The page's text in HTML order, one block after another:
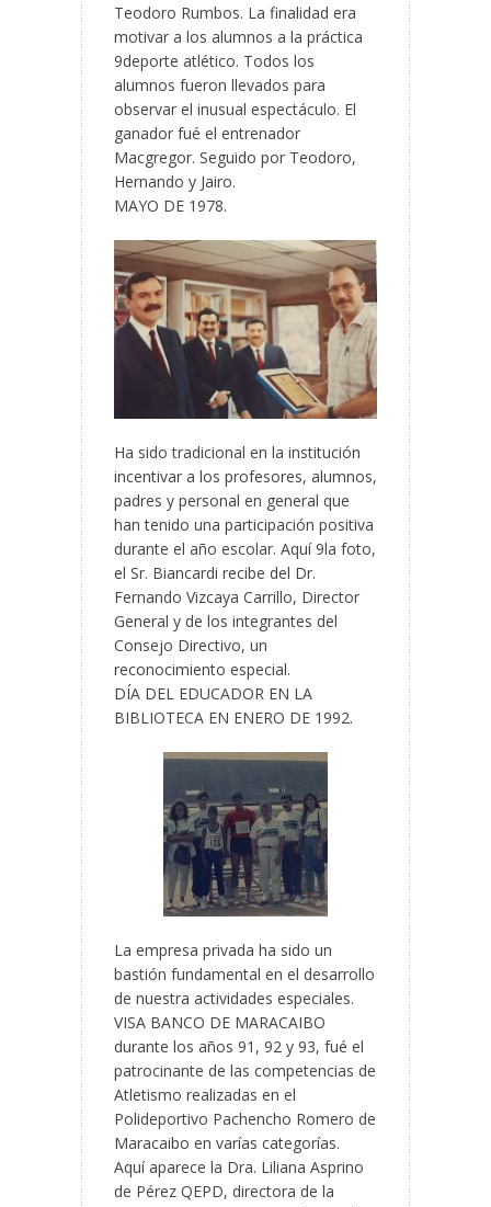
Teodoro Rumbos. La finalidad era
motivar a los alumnos a la práctica
9deporte atlético. Todos los
alumnos fueron llevados para
observar el inusual espectáculo. El
ganador fué el entrenador
Macgregor. Seguido por Teodoro,
Hernando y Jairo.
MAYO DE 1978.
Ha sido tradicional en la institución
incentivar a los profesores, alumnos,
padres y personal en general que
han tenido una participación positiva
durante el año escolar. Aquí 9la foto,
el Sr. Biancardi recibe del Dr.
Fernando Vizcaya Carrillo, Director
General y de los integrantes del
Consejo Directivo, un
reconocimiento especial.
DÍA DEL EDUCADOR EN LA
BIBLIOTECA EN ENERO DE 1992.
La empresa privada ha sido un
bastión fundamental en el desarrollo
de nuestra actividades especiales.
VISA BANCO DE MARACAIBO
durante los años 91, 92 y 93, fué el
patrocinante de las competencias de
Atletismo realizadas en el
Polideportivo Pachencho Romero de
Maracaibo en varías categorías.
Aquí aparece la Dra. Liliana Asprino
de Pérez QEPD, directora de la